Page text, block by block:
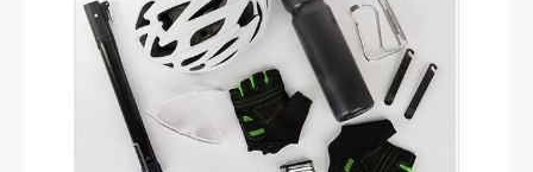
Laufradgröße
28"
Gepäckträger